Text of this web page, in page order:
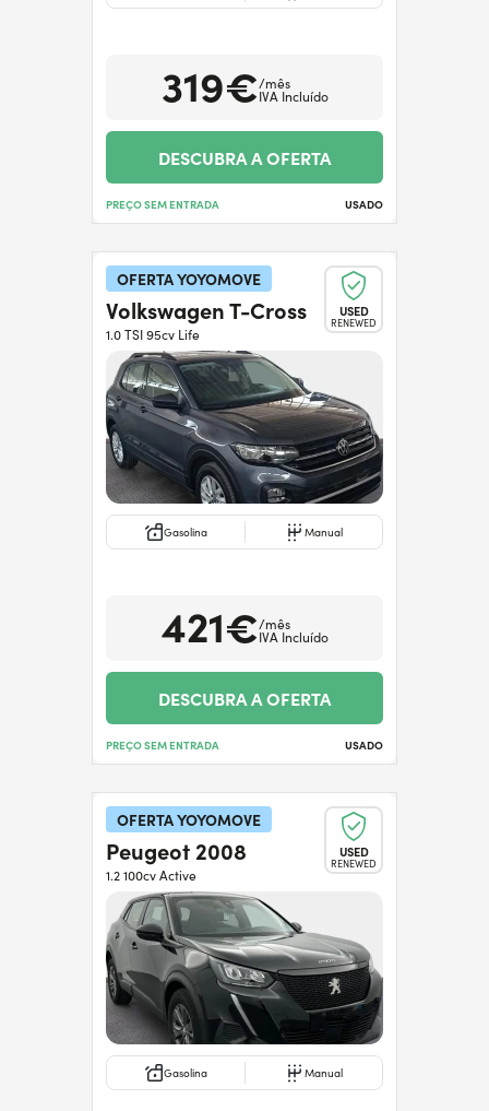
319€/mês
IVA Incluído
DESCUBRA A OFERTA
PREÇO SEM ENTRADA USADO
OFERTA YOYOMOVE
USED
RENEWED
Volkswagen T-Cross
1.0 TSI 95cv Life
Gasolina Manual
421€/mês
IVA Incluído
DESCUBRA A OFERTA
PREÇO SEM ENTRADA USADO
OFERTA YOYOMOVE
USED
RENEWED
Peugeot 2008
1.2 100cv Active
Gasolina Manual